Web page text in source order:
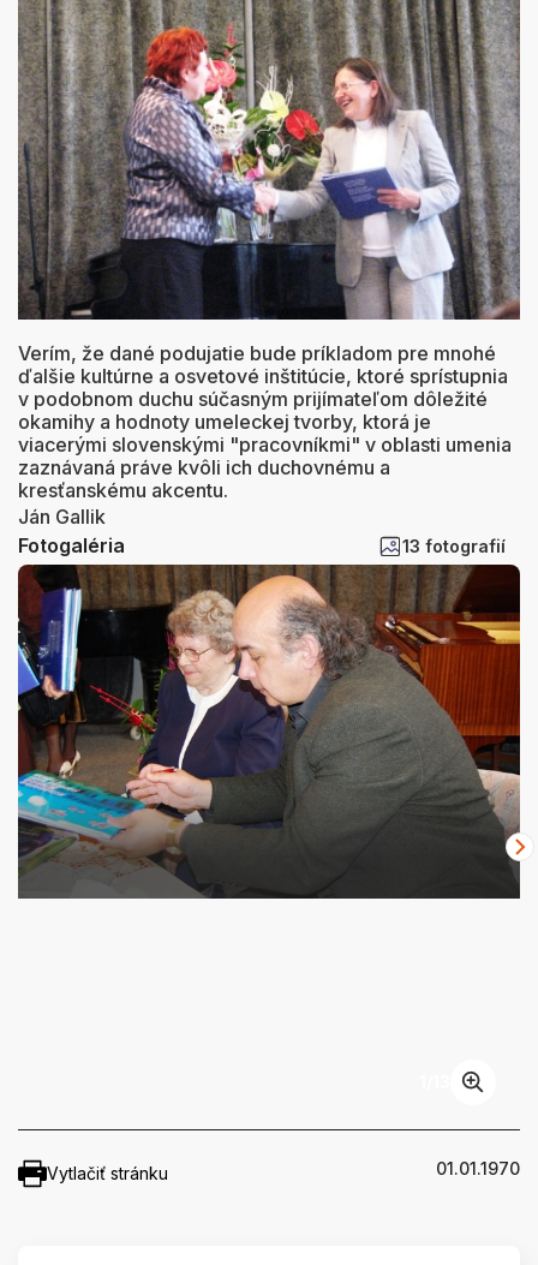
Verím, že dané podujatie bude príkladom pre mnohé
ďalšie kultúrne a osvetové inštitúcie, ktoré sprístupnia
v podobnom duchu súčasným prijímateľom dôležité
okamihy a hodnoty umeleckej tvorby, ktorá je
viacerými slovenskými "pracovníkmi" v oblasti umenia
zaznávaná práve kvôli ich duchovnému a
kresťanskému akcentu.
Ján Gallik
Fotogaléria
13 fotografií
Vytlačiť stránku 01.01.1970